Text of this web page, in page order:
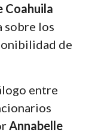
Coahuila
sobre los
de
entre
Annabelle